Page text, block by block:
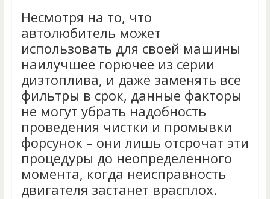
Несмотря на то, что
автолюбитель может
использовать для своей машины
наилучшее горючее из серии
дизтоплива, и даже заменять все
фильтры в срок, данные факторы
не могут убрать надобность
проведения чистки и промывки
форсунок – они лишь отсрочат эти
процедуры до неопределенного
момента, когда неисправность
двигателя застанет врасплох.